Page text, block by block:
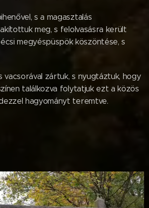
s a magasztalás
meg, s felolvasásra került
megyéspüspök köszöntése, s
zártuk, s nyugtáztuk, hogy
találkozva folytatjuk ezt a közös
hagyományt teremtve.